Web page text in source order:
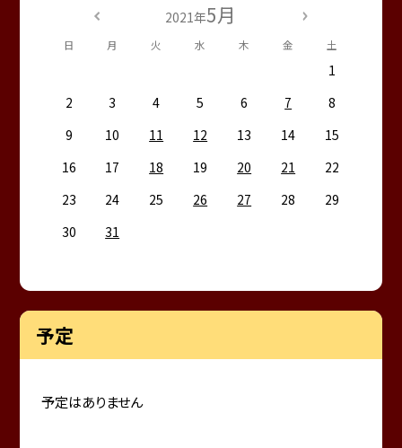
2021年5月
日 月 火 水 木 金 土
1
2
3 4 5 6 7
8
9
10 11 12 13 14
15
16
17 18 19 20 21
22
23
24 25 26 27 28
29
30
31
予定
予定はありません